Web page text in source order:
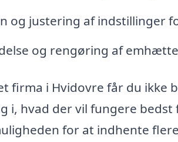
og justering af indstillinger
og rengøring af
firma i Hvidovre får du ikke
i, hvad der vil fungere
for at indhente